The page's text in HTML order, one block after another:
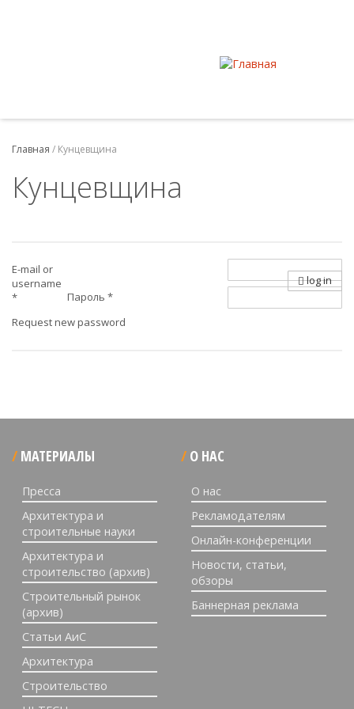
Главная / Кунцевщина
Кунцевщина
E-mail or
username
*
Пароль *
Request new password
log in
МАТЕРИАЛЫ
Пресса
Архитектура и
строительные науки
Архитектура и
строительство (архив)
Строительный рынок
(архив)
Статьи АиС
Архитектура
Строительство
О НАС
О нас
Рекламодателям
Онлайн-конференции
Новости, статьи,
обзоры
Баннерная реклама